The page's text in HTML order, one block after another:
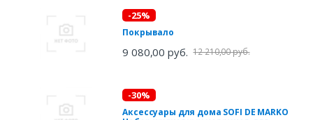
-25%
Покрывало
9 080,00 руб. 12 210,00 руб.
-30%
Аксессуары для дома SOFI DE MARKO